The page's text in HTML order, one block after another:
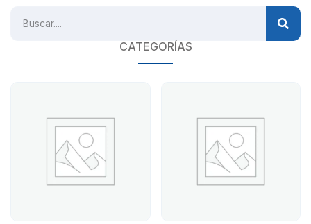
CATEGORÍAS